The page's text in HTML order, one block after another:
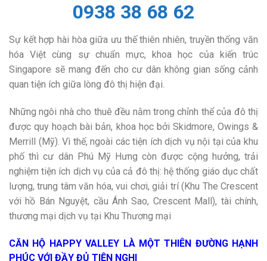
0938 38 68 62
Sự kết hợp hài hòa giữa ưu thế thiên nhiên, truyền thống văn
hóa Việt cùng sự chuẩn mực, khoa học của kiến trúc
Singapore sẽ mang đến cho cư dân không gian sống cảnh
quan tiện ích giữa lòng đô thị hiện đại.
Những ngôi nhà cho thuê đều nằm trong chỉnh thể của đô thị
được quy hoạch bài bản, khoa học bởi Skidmore, Owings &
Merrill (Mỹ). Vì thế, ngoài các tiện ích dịch vụ nội tại của khu
phố thì cư dân Phú Mỹ Hưng còn được cộng hưởng, trải
nghiệm tiện ích dịch vụ của cả đô thị: hệ thống giáo dục chất
lượng, trung tâm văn hóa, vui chơi, giải trí (Khu The Crescent
với hồ Bán Nguyệt, cầu Ánh Sao, Crescent Mall), tài chính,
thương mại dịch vụ tại Khu Thương mại
CĂN HỘ HAPPY VALLEY LÀ MỘT THIÊN ĐƯỜNG HẠNH
PHÚC VỚI ĐẦY ĐỦ TIỆN NGHI